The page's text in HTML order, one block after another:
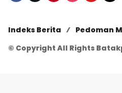
Indeks Berita
Pedoman
© Copyright All Rights